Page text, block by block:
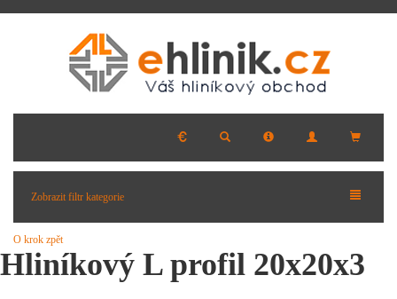
Zobrazit filtr kategorie
O krok zpět
Hliníkový L profil 20x20x3